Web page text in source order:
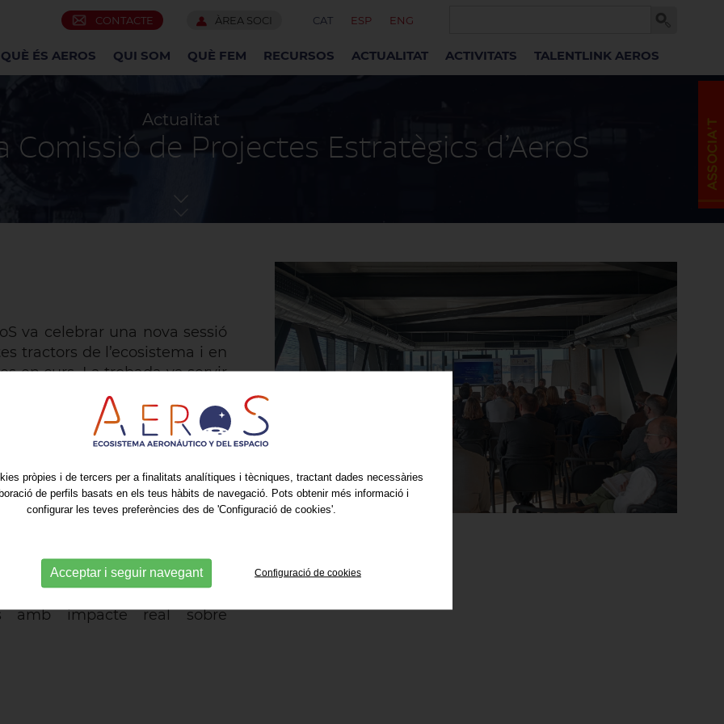
CONTACTE ÀREA SOCI CAT ESP ENG
QUÈ ÉS AEROS QUI SOM QUÈ FEM RECURSOS ACTUALITAT ACTIVITATS TALENTLINK AEROS
Actualitat
Comissió de Projectes Estratègics d’AeroS
va celebrar una nova sessió
tractors de l’ecosistema i en
en curs. La trobada va servir
als nous socis i reforçar
previstes en matèria de
espai de col·loqui obert amb
noves oportunitats de
va presentar el Programa
la Defensa”, una iniciativa
a entendre el funcionament
dinàmica consolida la
capacitats industrials i
amb impacte real sobre
pròpies i de tercers per a finalitats analítiques i tècniques, tractant dades necessàries
de perfils basats en els teus hàbits de navegació. Pots obtenir més informació i
configurar les teves preferències des de 'Configuració de cookies'.
Acceptar i seguir navegant Configuració de cookies